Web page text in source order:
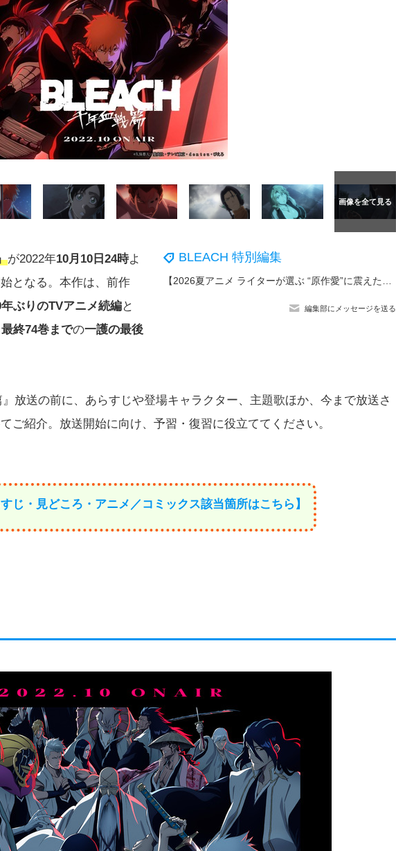
BLEACH 特別編集
編集部にメッセージを送る
が2022年10月10日24時よ
となる。本作は、前作
年ぶりのTVアニメ続編と
終74巻までの一護の最後
放送の前に、あらすじや登場キャラクター、主題歌ほか、今まで放送さ
ご紹介。放送開始に向け、予習・復習に役立ててください。
すじ・見どころ・アニメ／コミックス該当箇所はこちら】